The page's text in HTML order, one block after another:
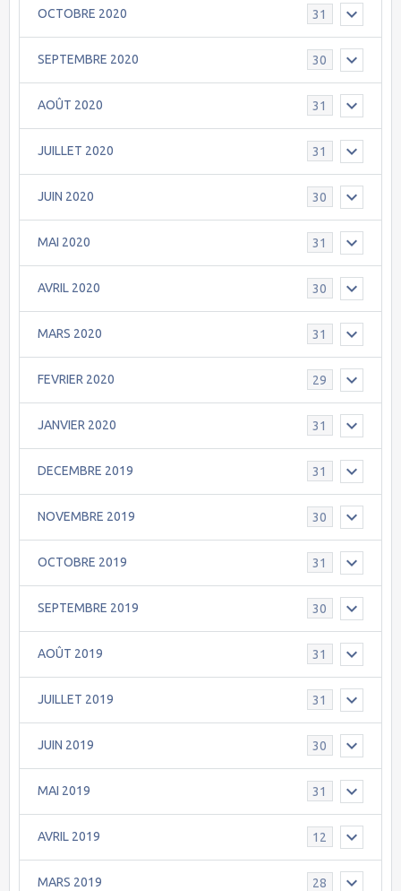
OCTOBRE 2020 31
SEPTEMBRE 2020 30
AOÛT 2020 31
JUILLET 2020 31
JUIN 2020 30
MAI 2020 31
AVRIL 2020 30
MARS 2020 31
FEVRIER 2020 29
JANVIER 2020 31
DECEMBRE 2019 31
NOVEMBRE 2019 30
OCTOBRE 2019 31
SEPTEMBRE 2019 30
AOÛT 2019 31
JUILLET 2019 31
JUIN 2019 30
MAI 2019 31
AVRIL 2019 12
MARS 2019 28